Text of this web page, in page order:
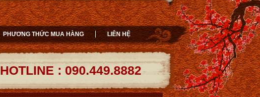
PHƯƠNG THỨC MUA HÀNG LIÊN HỆ
HOTLINE : 090.449.8882